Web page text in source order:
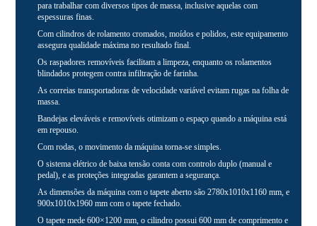
para trabalhar com diversos tipos de massa, inclusive aquelas com
espessuras finas.
Com cilindros de rolamento cromados, moídos e polidos, este equipamento
assegura qualidade máxima no resultado final.
Os raspadores removíveis facilitam a limpeza, enquanto os rolamentos
blindados protegem contra infiltração de farinha.
As correias transportadoras de velocidade variável evitam rugas na folha de
massa.
Bandejas eleváveis e removíveis otimizam o espaço quando a máquina está
em repouso.
Com rodas, o movimento da máquina torna-se simples.
O sistema elétrico de baixa tensão conta com controlo duplo (manual e
pedal), e as proteções integradas garantem a segurança.
As dimensões da máquina com o tapete aberto são 2780x1010x1160 mm, e
900x1010x1960 mm com o tapete fechado.
O tapete mede 600×1200 mm, o cilindro possui 600 mm de comprimento e